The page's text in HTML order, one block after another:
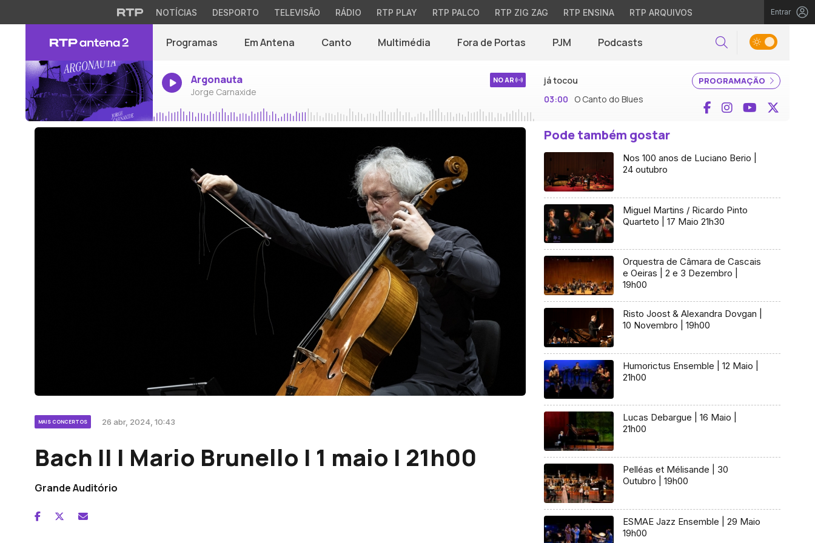
NOTÍCIAS DESPORTO TELEVISÃO RÁDIO RTP PLAY RTP PALCO RTP ZIG ZAG RTP ENSINA RTP ARQUIVOS Entrar
Programas Em Antena Canto Multimédia Fora de Portas PJM Podcasts Pesquisar
Argonauta
Jorge Carnaxide
NO AR PROGRAMAÇÃO
já tocou
03:00
O Canto do Blues Facebook
InstagramYouTube
MAIS CONCERTOS 26 abr, 2024, 10:43
Bach II | Mario Brunello | 1 maio | 21h00
Grande Auditório
Pode também gostar
Nos 100 anos de Luciano Berio |
24 outubro
Miguel Martins / Ricardo Pinto
Quarteto | 17 Maio 21h30
Orquestra de Câmara de Cascais
e Oeiras | 2 e 3 Dezembro |
19h00
Risto Joost & Alexandra Dovgan |
10 Novembro | 19h00
Humorictus Ensemble | 12 Maio |
21h00
Lucas Debargue | 16 Maio |
21h00
Pelléas et Mélisande | 30
Outubro | 19h00
ESMAE Jazz Ensemble | 29 Maio
19h00